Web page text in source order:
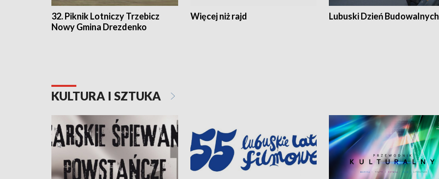
32. Piknik Lotniczy Trzebicz
Nowy Gmina Drezdenko
Więcej niż rajd Lubuski Dzień Budowalnych
KULTURA I SZTUKA